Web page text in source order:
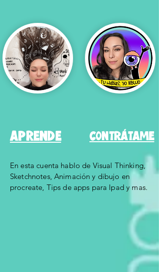
APRENDE CONTRÁTAME
En esta cuenta hablo de Visual Thinking,
Sketchnotes, Animación y dibujo en
procreate, Tips de apps para Ipad y mas.